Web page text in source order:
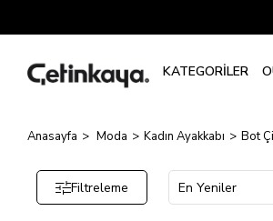
Anasayfa Moda Kadın Ayakkabı Bot
Filtreleme